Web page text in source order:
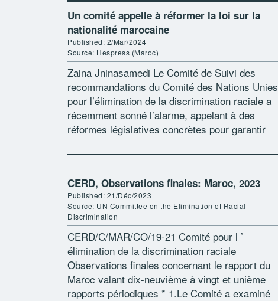
Un comité appelle à réformer la loi sur la
nationalité marocaine
Published: 2/Mar/2024
Source: Hespress (Maroc)
Zaina Jninasamedi Le Comité de Suivi des
recommandations du Comité des Nations Unies
pour l’élimination de la discrimination raciale a
récemment sonné l’alarme, appelant à des
réformes législatives concrètes pour garantir
de la […]
CERD, Observations finales: Maroc, 2023
Published: 21/Déc/2023
Source: UN Committee on the Elimination of Racial
Discrimination
CERD/C/MAR/CO/19-21 Comité pour l ’
élimination de la discrimination raciale
Observations finales concernant le rapport du
Maroc valant dix-neuvième à vingt et unième
rapports périodiques * 1.Le Comité a examiné